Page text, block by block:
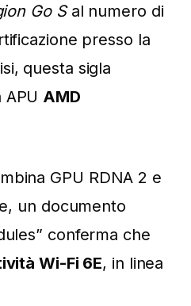
Go Sal numero di
presso la
questa sigla
APU AMD
GPU RDNA 2 e
un documento
conferma che
Wi-Fi 6E, in linea